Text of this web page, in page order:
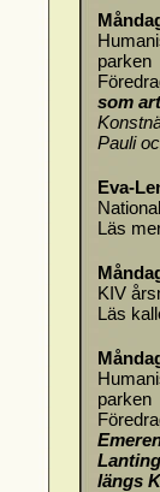
parken
som
Pauli
Eva-
Läs
KIV
Läs
parken
längs